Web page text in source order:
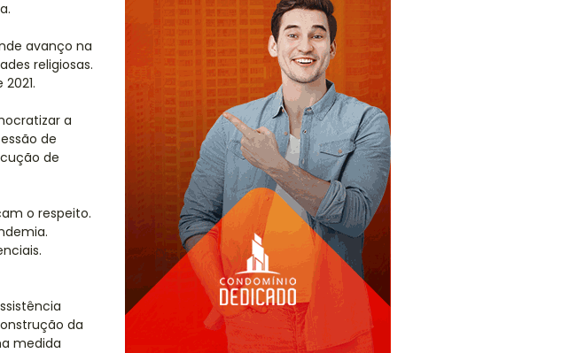
avanço na
religiosas.
a
de
de
o respeito.
da
medida